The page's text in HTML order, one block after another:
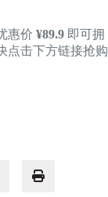
惠价 ¥89.9 即可拥
点击下方链接抢购